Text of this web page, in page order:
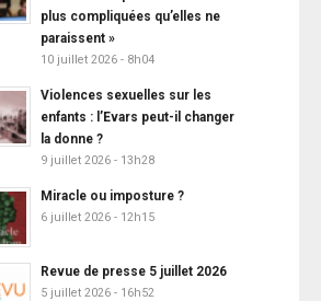
plus compliquées qu’elles ne
paraissent »
10 juillet 2026 - 8h04
Violences sexuelles sur les
enfants : l’Evars peut-il changer
la donne ?
9 juillet 2026 - 13h28
Miracle ou imposture ?
6 juillet 2026 - 12h15
Revue de presse 5 juillet 2026
5 juillet 2026 - 16h52